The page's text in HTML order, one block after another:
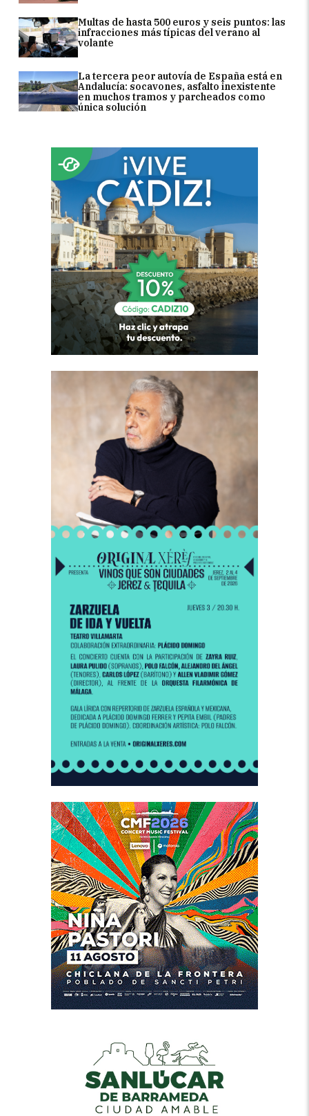
Multas de hasta 500 euros y seis puntos: las
infracciones más típicas del verano al
volante
La tercera peor autovía de España está en
Andalucía: socavones, asfalto inexistente
en muchos tramos y parcheados como
única solución